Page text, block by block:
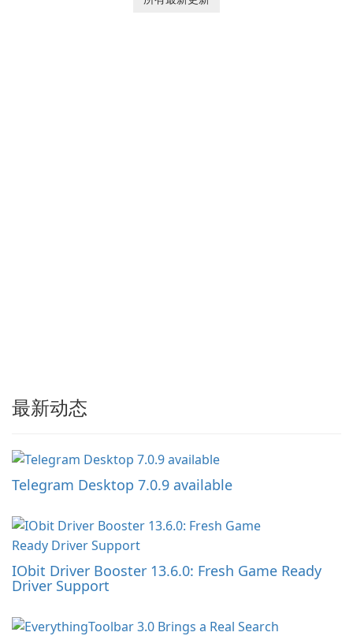
最新动态
Telegram Desktop 7.0.9 available
IObit Driver Booster 13.6.0: Fresh Game Ready
Driver Support